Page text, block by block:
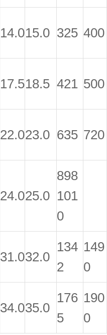
14.015.0 325 400
17.518.5 421 500
22.023.0 635 720
24.025.0
898
101
0
31.032.0
134
2
149
0
34.035.0
176
5
190
0